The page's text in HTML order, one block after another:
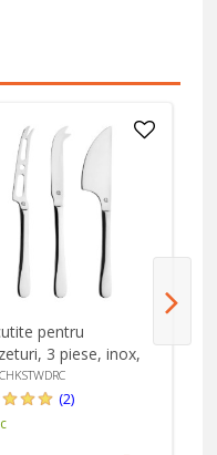
pentru
3 piese, inox,
- Grunwerg
(2)